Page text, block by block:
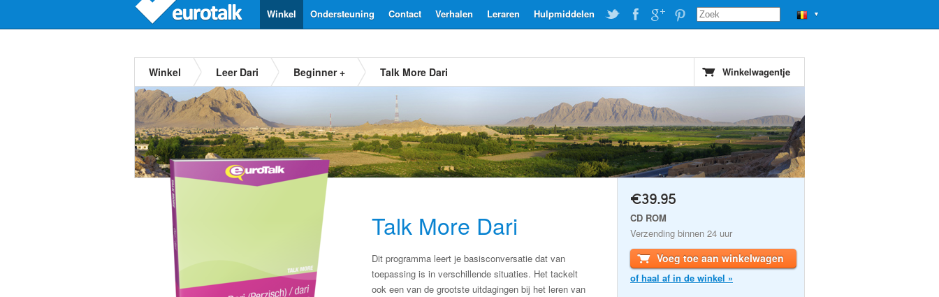
▼
Hulpmiddelen
Leraren
Verhalen
Contact
Ondersteuning
Winkel
Winkel Leer Dari Beginner + Talk More Dari Winkelwagentje
Talk More Dari
Dit programma leert je basisconversatie dat van
toepassing is in verschillende situaties. Het tackelt
ook een van de grootste uitdagingen bij het leren van
€39.95
CD ROM
Verzending binnen 24 uur
Voeg toe aan winkelwagen
of haal af in de winkel »